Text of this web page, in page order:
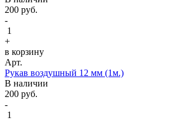
200 руб.
-
1
+
в корзину
Арт.
Рукав воздушный 12 мм (1м.)
В наличии
200 руб.
-
1